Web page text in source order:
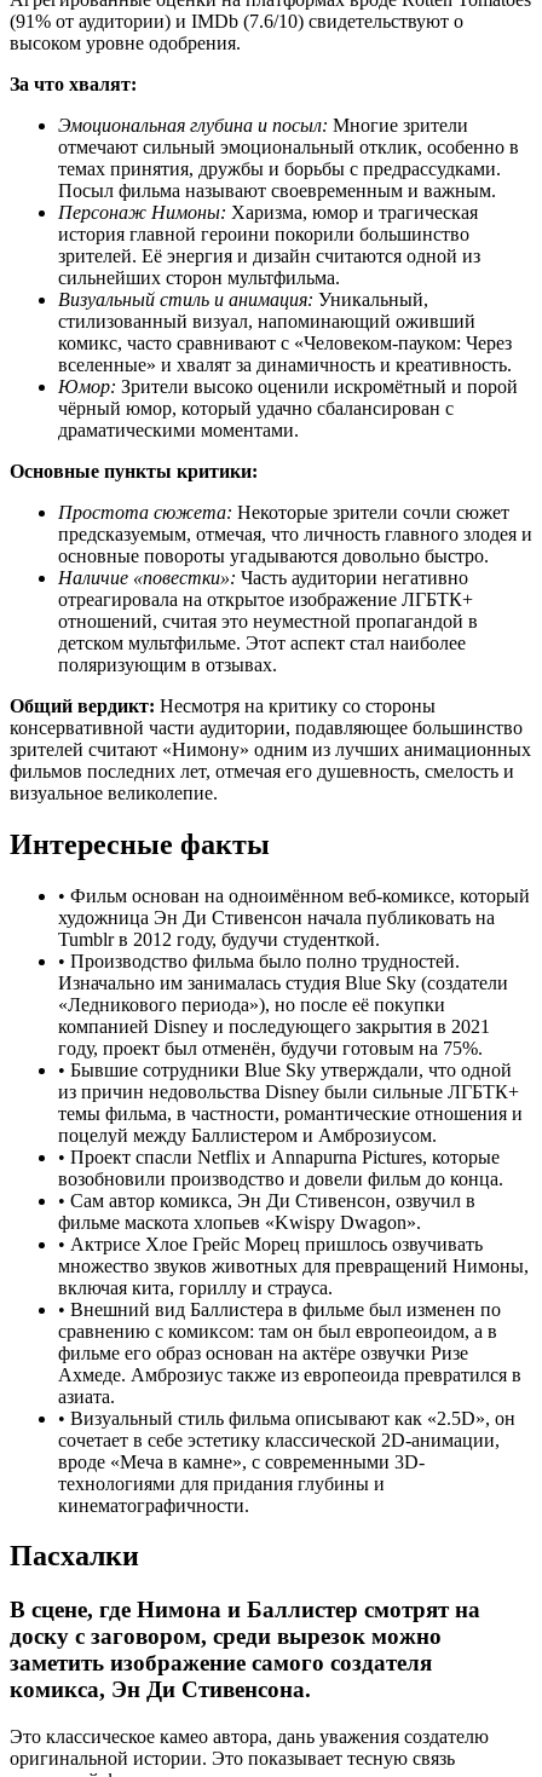
(91% от аудитории) и IMDb (7.6/10) свидетельствуют о
высоком уровне одобрения.
За что хвалят:
Эмоциональная глубина и посыл: Многие зрители
отмечают сильный эмоциональный отклик, особенно в
темах принятия, дружбы и борьбы с предрассудками.
Посыл фильма называют своевременным и важным.
Персонаж Нимоны: Харизма, юмор и трагическая
история главной героини покорили большинство
зрителей. Её энергия и дизайн считаются одной из
сильнейших сторон мультфильма.
Визуальный стиль и анимация: Уникальный,
стилизованный визуал, напоминающий оживший
комикс, часто сравнивают с «Человеком-пауком: Через
вселенные» и хвалят за динамичность и креативность.
Юмор: Зрители высоко оценили искромётный и порой
чёрный юмор, который удачно сбалансирован с
драматическими моментами.
Основные пункты критики:
Простота сюжета: Некоторые зрители сочли сюжет
предсказуемым, отмечая, что личность главного злодея и
основные повороты угадываются довольно быстро.
Наличие «повестки»: Часть аудитории негативно
отреагировала на открытое изображение ЛГБТК+
отношений, считая это неуместной пропагандой в
детском мультфильме. Этот аспект стал наиболее
поляризующим в отзывах.
Общий вердикт: Несмотря на критику со стороны
консервативной части аудитории, подавляющее большинство
зрителей считают «Нимону» одним из лучших анимационных
фильмов последних лет, отмечая его душевность, смелость и
визуальное великолепие.
Интересные факты
• Фильм основан на одноимённом веб-комиксе, который
художница Эн Ди Стивенсон начала публиковать на
Tumblr в 2012 году, будучи студенткой.
• Производство фильма было полно трудностей.
Изначально им занималась студия Blue Sky (создатели
«Ледникового периода»), но после её покупки
компанией Disney и последующего закрытия в 2021
году, проект был отменён, будучи готовым на 75%.
• Бывшие сотрудники Blue Sky утверждали, что одной
из причин недовольства Disney были сильные ЛГБТК+
темы фильма, в частности, романтические отношения и
поцелуй между Баллистером и Амброзиусом.
• Проект спасли Netflix и Annapurna Pictures, которые
возобновили производство и довели фильм до конца.
• Сам автор комикса, Эн Ди Стивенсон, озвучил в
фильме маскота хлопьев «Kwispy Dwagon».
• Актрисе Хлое Грейс Морец пришлось озвучивать
множество звуков животных для превращений Нимоны,
включая кита, гориллу и страуса.
• Внешний вид Баллистера в фильме был изменен по
сравнению с комиксом: там он был европеоидом, а в
фильме его образ основан на актёре озвучки Ризе
Ахмеде. Амброзиус также из европеоида превратился в
азиата.
• Визуальный стиль фильма описывают как «2.5D», он
сочетает в себе эстетику классической 2D-анимации,
вроде «Меча в камне», с современными 3D-
технологиями для придания глубины и
кинематографичности.
Пасхалки
В сцене, где Нимона и Баллистер смотрят на
доску с заговором, среди вырезок можно
заметить изображение самого создателя
комикса, Эн Ди Стивенсона.
Это классическое камео автора, дань уважения создателю
оригинальной истории. Это показывает тесную связь